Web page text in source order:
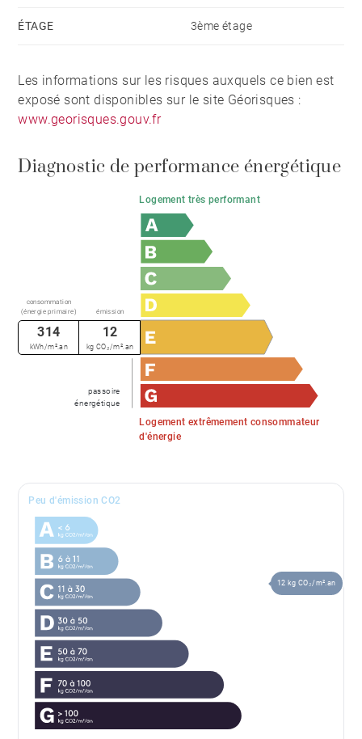
ÉTAGE 3ème étage
Les informations sur les risques auxquels ce bien est
exposé sont disponibles sur le site Géorisques :
www.georisques.gouv.fr
Diagnostic de performance énergétique
Logement très performant
Logement extrêmement consommateur
d'énergie
passoire
énergétique
consommation
(énergie primaire)
émission
314
kWh/m².an
12
kg CO₂/m².an
Peu d'émission CO2
12 kg CO₂/m².an